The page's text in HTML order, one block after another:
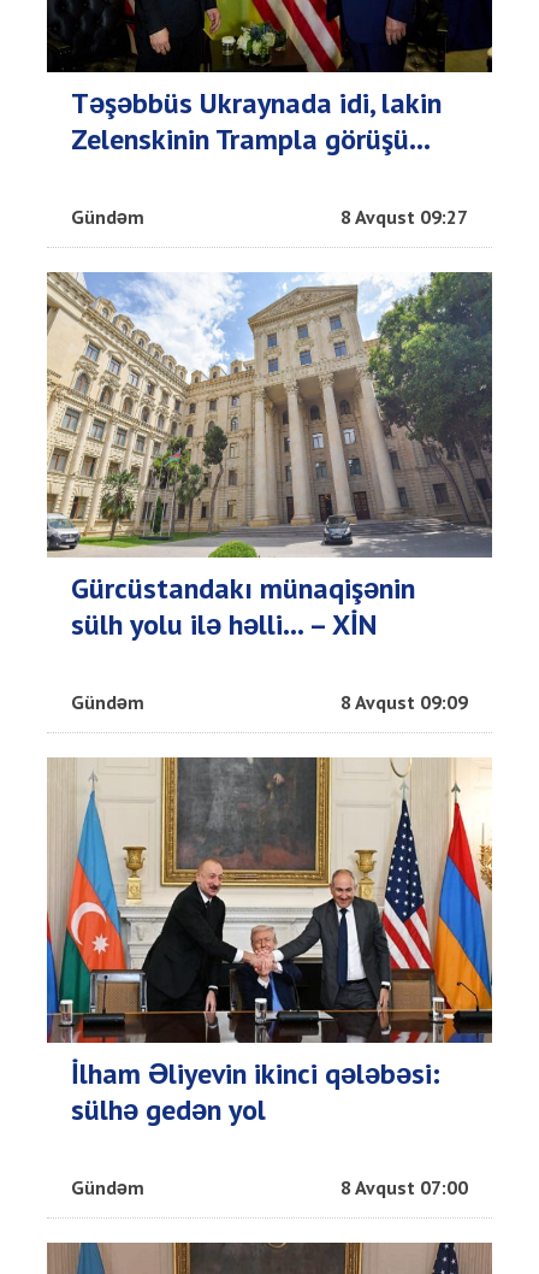
Təşəbbüs Ukraynada idi, lakin
Zelenskinin Trampla görüşü...
Gündəm 8 Avqust 09:27
Gürcüstandakı münaqişənin
sülh yolu ilə həlli... – XİN
Gündəm 8 Avqust 09:09
İlham Əliyevin ikinci qələbəsi:
sülhə gedən yol
Gündəm 8 Avqust 07:00